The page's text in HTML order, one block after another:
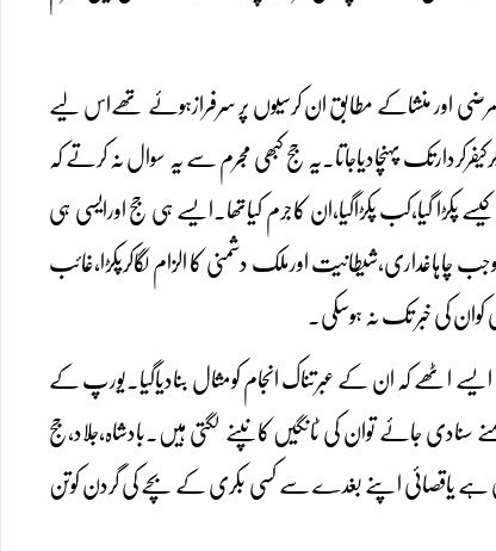
اور منشاکے مطابق ان کرسیوں پر سرفرازہوئے تھےاس لیے
پہنچادیاجاتا۔یہ جج کبھی مجرم سے یہ سوال نہ کرتے کہ
پکڑا گیا،کب پکڑاگیا،ان کاجرم کیاتھا۔ایسے ہی جج اورایسی ہی
چاہاغداری،شیطانیت اورملک دشمنی کا الزام لگاکرپکڑا،غائب
کی خبر تک نہ ہوسکی۔
اٹھے کہ ان کے عبرتناک انجام کومثال بنادیاگیا۔یورپ کے
جائے توان کی ٹانگیں کانپنے لگتی ہیں۔بادشاہ،جلاد،جج
ہے یاقصائی اپنے بغدے سے کسی بکری کے بچے کی گردن کوتن